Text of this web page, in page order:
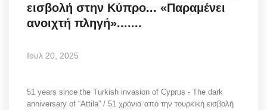
εισβολή στην Κύπρο... «Παραμένει
ανοιχτή πληγή».......
Ιουλ 20, 2025
51 years since the Turkish invasion of Cyprus - The dark
anniversary of “Attila” / 51 χρόνια από την τουρκική εισβολή